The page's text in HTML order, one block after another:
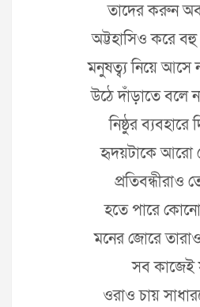
তাদের করুন
অট্টহাসিও করে
মনুষত্ব্য নিয়ে আসে
উঠে দাঁড়াতে বলে
নিষ্ঠুর ব্যবহারে
হৃদয়টাকে আরো
প্রতিবন্ধীরাও
হতে পারে
মনের জোরে
সব
ওরাও চায়